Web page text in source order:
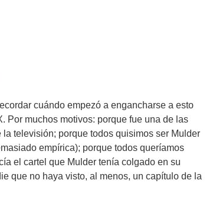
cuándo empezó a engancharse a esto
Por muchos motivos: porque fue una de las
televisión; porque todos quisimos ser Mulder
empírica); porque todos queríamos
el cartel que Mulder tenía colgado en su
que no haya visto, al menos, un capítulo de la